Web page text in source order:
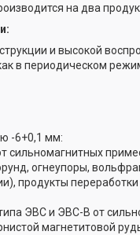
на два
и высокой
в периодическом
-6+0,1 мм:
сильномагнитных
огнеупоры,
продукты
ЭВС и ЭВС-В от
магнетитовой